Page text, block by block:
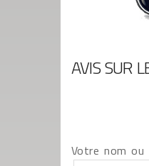
AVIS SUR
Votre nom ou